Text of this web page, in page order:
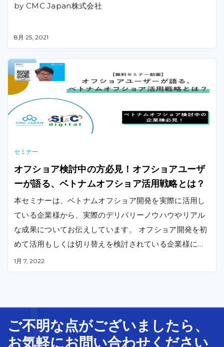
by CMC Japan株式会社
8月 25, 2021
セミナー
オフショア検討中の方必見！オフショアユーザ
ーが語る、ベトナムオフショア活用戦略とは？
本セミナーは、ベトナムオフショア開発を実際に活用し
ている企業様から、実際のデリバリーノウハウやリアル
な成果についてお伝えしています。 オフショア開発を初
めて活用もしくは切り替えを検討されている企業様に役
立つ情報が詰まっているので、ぜひご覧ください。
1月 7, 2022
ご不明な点がございましたら、
お気軽にお問い合わせ ください